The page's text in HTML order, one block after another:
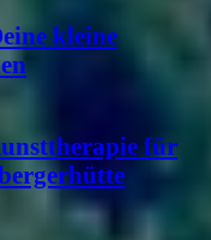
kleine
für